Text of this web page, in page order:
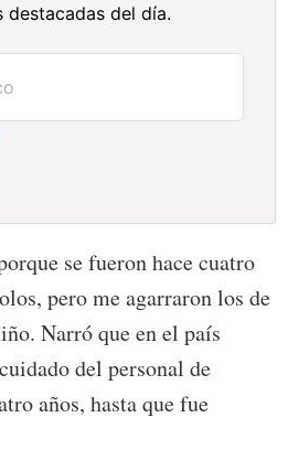
destacadas del día.
se fueron hace cuatro
pero me agarraron los de
Narró que en el país
del personal de
años, hasta que fue